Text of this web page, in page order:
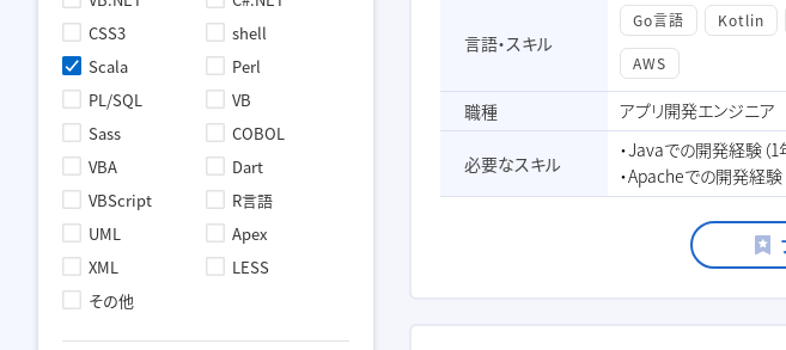
CSS3
shell
Scala
Perl
PL/SQL
VB
Sass
COBOL
VBA
Dart
VBScript
R言語
UML
Apex
XML
LESS
その他
言語・スキル
Go言語 Kotlin
AWS
職種 アプリ開発エンジニア
必要なスキル
・Javaでの開発経験（1
・Apacheでの開発経験